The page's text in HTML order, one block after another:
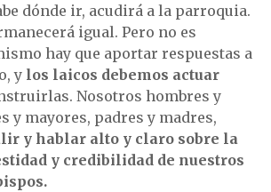
dónde ir, acudirá a la parroquia.
igual. Pero no es
hay que aportar respuestas a
y los laicos debemos actuar
Nosotros hombres y
y mayores, padres y madres,
y hablar alto y claro sobre la
y credibilidad de nuestros